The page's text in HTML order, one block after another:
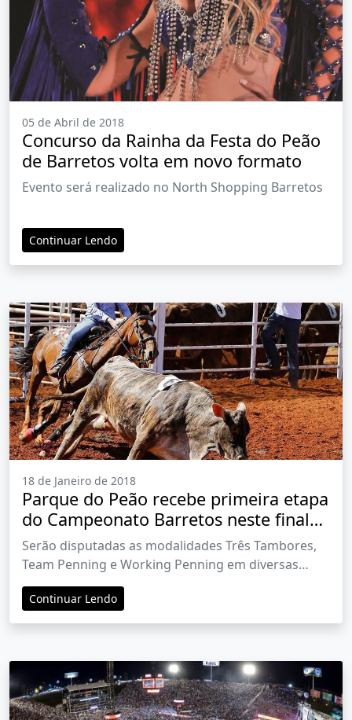
05 de Abril de 2018
Concurso da Rainha da Festa do Peão
de Barretos volta em novo formato
Evento será realizado no North Shopping Barretos
Continuar Lendo
18 de Janeiro de 2018
Parque do Peão recebe primeira etapa
do Campeonato Barretos neste final
de semana
Serão disputadas as modalidades Três Tambores,
Team Penning e Working Penning em diversas
categorias
Continuar Lendo